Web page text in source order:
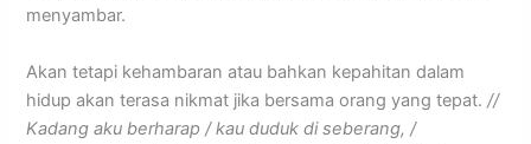
menyambar.
Akan tetapi kehambaran atau bahkan kepahitan dalam
hidup akan terasa nikmat jika bersama orang yang tepat.//
Kadang aku berharap / kau duduk di seberang, /